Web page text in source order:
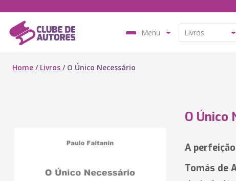
Menu
Home / Livros / O Único Necessário
O Único
A
Tomás de